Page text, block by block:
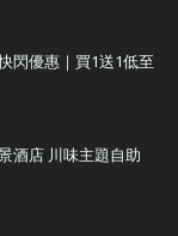
優惠｜買1送1低至
酒店 川味主題自助